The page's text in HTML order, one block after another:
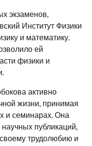
экзаменов,
Институт Физики
и математику.
ей
физики и
активно
жизни, принимая
и семинарах. Она
публикаций,
своему трудолюбию и